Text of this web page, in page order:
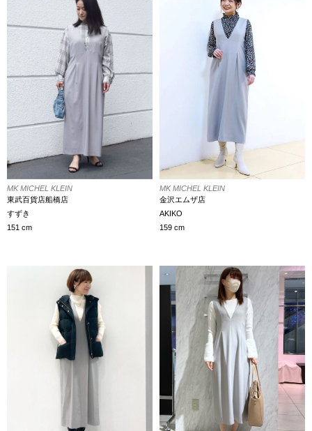
MK MICHEL KLEIN
東武百貨店船橋店
すずき
151 cm
MK MICHEL KLEIN
金沢エムザ店
AKIKO
159 cm